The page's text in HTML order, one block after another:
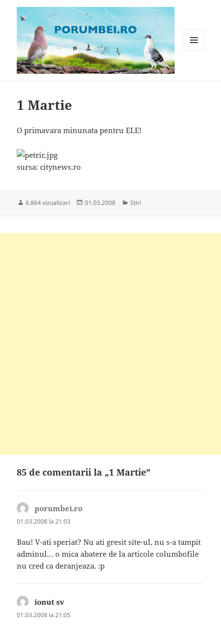
1 Martie
O primavara minunata pentru ELE!
sursa: citynews.ro
6.864 vizualizari
Publicat
01.03.2008 Categorii
Stiri
85 de comentarii la „1 Martie”
porumbei.ro
01.03.2008 la 21:03
Bau! V-ati speriat? Nu ati gresit site-ul, nu s-a tampit
adminul… o mica abatere de la articole columbofile
nu cred ca deranjeaza. :p
ionut sv
01.03.2008 la 21:05